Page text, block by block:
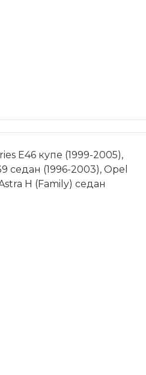
Е46 купе (1999-2005),
седан (1996-2003), Opel
Н (Family) седан